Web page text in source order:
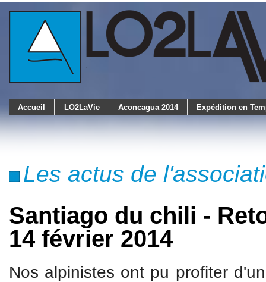
Accueil LO2LaVie Aconcagua 2014 Expédition en
Les actus de
Santiago du chili -
14 février 2014
Nos alpinistes ont pu profiter